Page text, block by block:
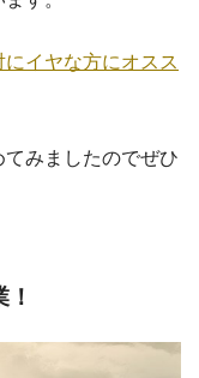
にイヤな方にオスス
みましたのでぜひ